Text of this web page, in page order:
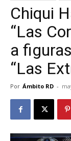
Chiqui
“Las
a
“Las
Por Ámbito RD -